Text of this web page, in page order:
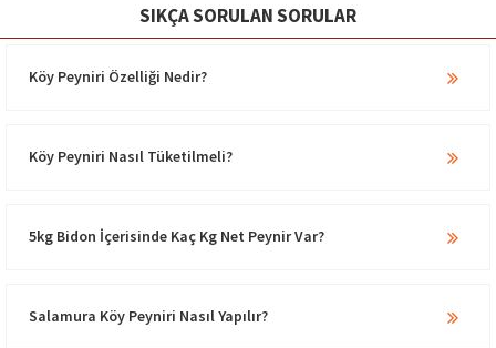
SIKÇA SORULAN SORULAR
Köy Peyniri Özelliği Nedir?
Köy Peyniri Nasıl Tüketilmeli?
5kg Bidon İçerisinde Kaç Kg Net Peynir Var?
Salamura Köy Peyniri Nasıl Yapılır?